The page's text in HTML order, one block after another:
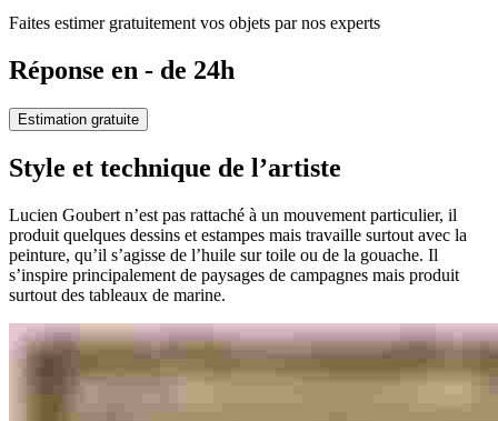
Faites estimer gratuitement vos objets par nos experts
Réponse en - de 24h
Estimation gratuite
Style et technique de l’artiste
Lucien Goubert n’est pas rattaché à un mouvement particulier, il
produit quelques dessins et estampes mais travaille surtout avec la
peinture, qu’il s’agisse de l’huile sur toile ou de la gouache. Il
s’inspire principalement de paysages de campagnes mais produit
surtout des tableaux de marine.